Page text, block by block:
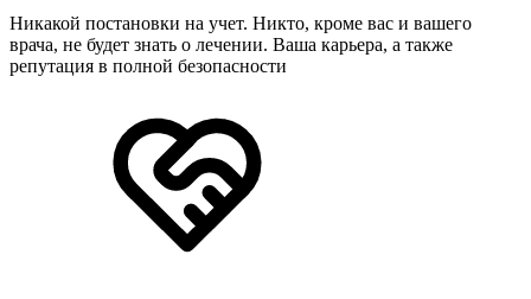
Никакой постановки на учет. Никто, кроме вас и вашего
врача, не будет знать о лечении. Ваша карьера, а также
репутация в полной безопасности